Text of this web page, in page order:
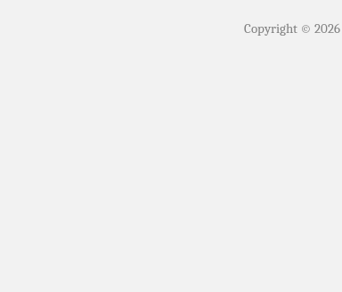
Copyright © 2026